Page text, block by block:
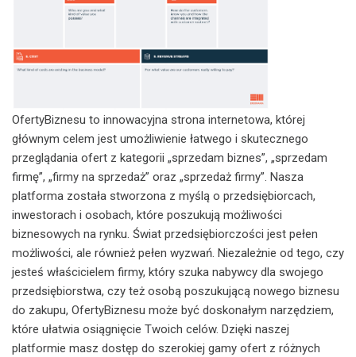
OfertyBiznesu to innowacyjna strona internetowa, której
głównym celem jest umożliwienie łatwego i skutecznego
przeglądania ofert z kategorii „sprzedam biznes”, „sprzedam
firmę”, „firmy na sprzedaż” oraz „sprzedaż firmy”. Nasza
platforma została stworzona z myślą o przedsiębiorcach,
inwestorach i osobach, które poszukują możliwości
biznesowych na rynku. Świat przedsiębiorczości jest pełen
możliwości, ale również pełen wyzwań. Niezależnie od tego, czy
jesteś właścicielem firmy, który szuka nabywcy dla swojego
przedsiębiorstwa, czy też osobą poszukującą nowego biznesu
do zakupu, OfertyBiznesu może być doskonałym narzędziem,
które ułatwia osiągnięcie Twoich celów. Dzięki naszej
platformie masz dostęp do szerokiej gamy ofert z różnych